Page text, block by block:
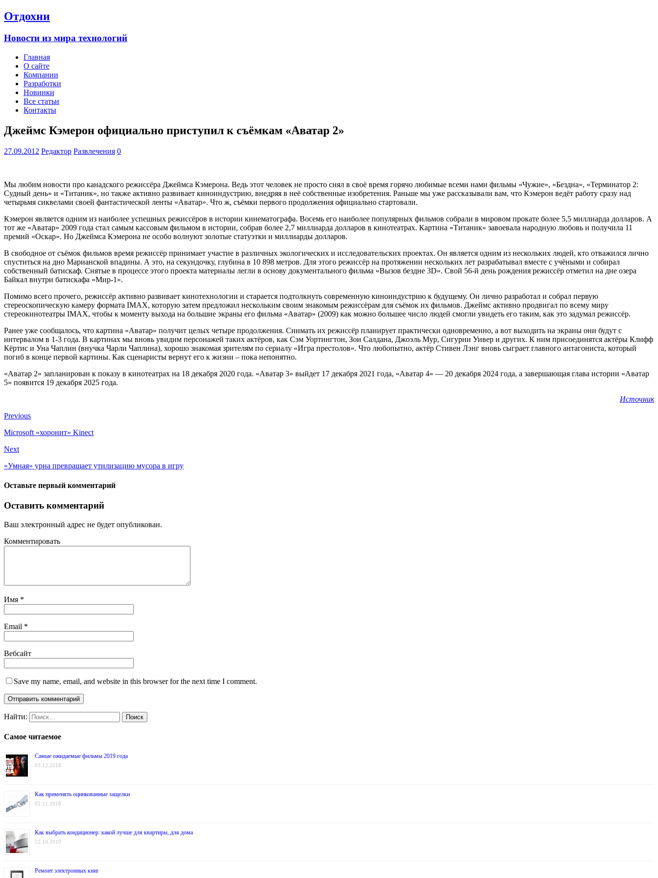
Отдохни
Новости из мира технологий
Главная
О сайте
Компании
Разработки
Новинки
Все статьи
Контакты
Джеймс Кэмерон официально приступил к съёмкам «Аватар 2»
27.09.2012 Редактор Развлечения 0
Мы любим новости про канадского режиссёра Джеймса Кэмерона. Ведь этот человек не просто снял в своё время горячо любимые всеми нами фильмы «Чужие», «Бездна», «Терминатор 2:
Судный день» и «Титаник», но также активно развивает киноиндустрию, внедряя в неё собственные изобретения. Раньше мы уже рассказывали вам, что Кэмерон ведёт работу сразу над
четырьмя сиквелами своей фантастической ленты «Аватар». Что ж, съёмки первого продолжения официально стартовали.
Кэмерон является одним из наиболее успешных режиссёров в истории кинематографа. Восемь его наиболее популярных фильмов собрали в мировом прокате более 5,5 миллиарда долларов. А
тот же «Аватар» 2009 года стал самым кассовым фильмом в истории, собрав более 2,7 миллиарда долларов в кинотеатрах. Картина «Титаник» завоевала народную любовь и получила 11
премий «Оскар». Но Джеймса Кэмерона не особо волнуют золотые статуэтки и миллиарды долларов.
В свободное от съёмок фильмов время режиссёр принимает участие в различных экологических и исследовательских проектах. Он является одним из нескольких людей, кто отважился лично
спуститься на дно Марианской впадины. А это, на секундочку, глубина в 10 898 метров. Для этого режиссёр на протяжении нескольких лет разрабатывал вместе с учёными и собирал
собственный батискаф. Снятые в процессе этого проекта материалы легли в основу документального фильма «Вызов бездне 3D». Свой 56-й день рождения режиссёр отметил на дне озера
Байкал внутри батискафа «Мир-1».
Помимо всего прочего, режиссёр активно развивает кинотехнологии и старается подтолкнуть современную киноиндустрию к будущему. Он лично разработал и собрал первую
стереоскопическую камеру формата IMAX, которую затем предложил нескольким своим знакомым режиссёрам для съёмок их фильмов. Джеймс активно продвигал по всему миру
стереокинотеатры IMAX, чтобы к моменту выхода на большие экраны его фильма «Аватар» (2009) как можно большее число людей смогли увидеть его таким, как это задумал режиссёр.
Ранее уже сообщалось, что картина «Аватар» получит целых четыре продолжения. Снимать их режиссёр планирует практически одновременно, а вот выходить на экраны они будут с
интервалом в 1-3 года. В картинах мы вновь увидим персонажей таких актёров, как Сэм Уортингтон, Зои Салдана, Джоэль Мур, Сигурни Уивер и других. К ним присоединятся актёры Клифф
Кёртис и Уна Чаплин (внучка Чарли Чаплина), хорошо знакомая зрителям по сериалу «Игра престолов». Что любопытно, актёр Стивен Лэнг вновь сыграет главного антагониста, который
погиб в конце первой картины. Как сценаристы вернут его к жизни – пока непонятно.
«Аватар 2» запланирован к показу в кинотеатрах на 18 декабря 2020 года. «Аватар 3» выйдет 17 декабря 2021 года, «Аватар 4» — 20 декабря 2024 года, а завершающая глава истории «Аватар
5» появится 19 декабря 2025 года.
Источник
Previous
Microsoft «хоронит» Kinect
Next
«Умная» урна превращает утилизацию мусора в игру
Оставьте первый комментарий
Оставить комментарий
Ваш электронный адрес не будет опубликован.
Комментировать
Имя *
Email *
Вебсайт
Save my name, email, and website in this browser for the next time I comment.
Найти:
Самое читаемое
Самые ожидаемые фильмы 2019 года
03.12.2018
Как применять оцинкованные защелки
02.11.2018
Как выбрать кондиционер: какой лучше для квартиры, для дома
12.10.2018
Ремонт электронных книг